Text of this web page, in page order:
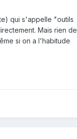
qui s'appelle "outils
Mais rien de
si on a l'habitude